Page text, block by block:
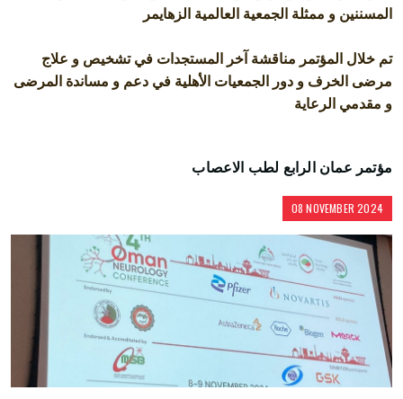
المسننين و ممثلة الجمعية العالمية الزهايمر
تم خلال المؤتمر مناقشة آخر المستجدات في تشخيص و علاج
مرضى الخرف و دور الجمعيات الأهلية في دعم و مساندة المرضى
و مقدمي الرعاية
مؤتمر عمان الرابع لطب الاعصاب
08 NOVEMBER 2024